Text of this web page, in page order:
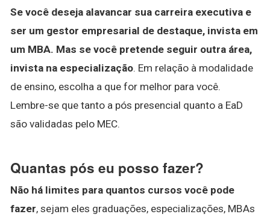
Se você deseja alavancar sua carreira executiva e
ser um gestor empresarial de destaque, invista em
um MBA. Mas se você pretende seguir outra área,
invista na especialização. Em relação à modalidade
de ensino, escolha a que for melhor para você.
Lembre-se que tanto a pós presencial quanto a EaD
são validadas pelo MEC.
Quantas pós eu posso fazer?
Não há limites para quantos cursos você pode
fazer, sejam eles graduações, especializações, MBAs